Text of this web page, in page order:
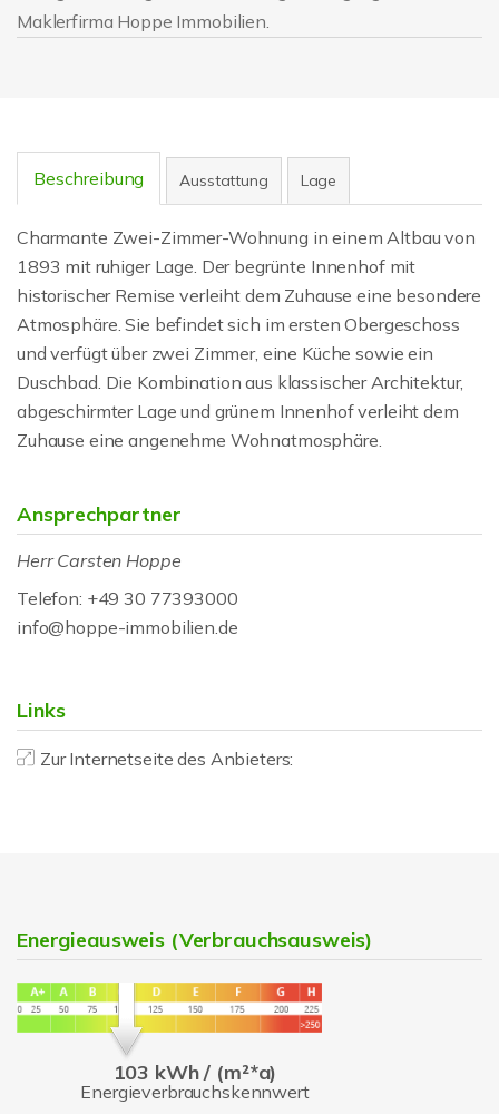
Maklerfirma Hoppe Immobilien.
Beschreibung Ausstattung Lage
Charmante Zwei-Zimmer-Wohnung in einem Altbau von
1893 mit ruhiger Lage. Der begrünte Innenhof mit
historischer Remise verleiht dem Zuhause eine besondere
Atmosphäre. Sie befindet sich im ersten Obergeschoss
und verfügt über zwei Zimmer, eine Küche sowie ein
Duschbad. Die Kombination aus klassischer Architektur,
abgeschirmter Lage und grünem Innenhof verleiht dem
Zuhause eine angenehme Wohnatmosphäre.
Ansprechpartner
Herr Carsten Hoppe
Telefon: +49 30 77393000
info@hoppe-immobilien.de
Links
Zur Internetseite des Anbieters:
Energieausweis (Verbrauchsausweis)
103 kWh / (m²*a)
Energieverbrauchskennwert